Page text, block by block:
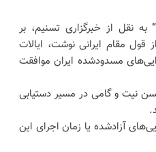
”به نقل از خبرگزاری تسنیم، بر
قول مقام‌ ایرانی نوشت، ایالات
مسدودشده ایران موافقت
نیت و گامی در مسیر دستیابی
آزادشده یا زمان اجرای این